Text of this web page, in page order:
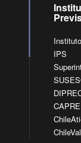
IPS